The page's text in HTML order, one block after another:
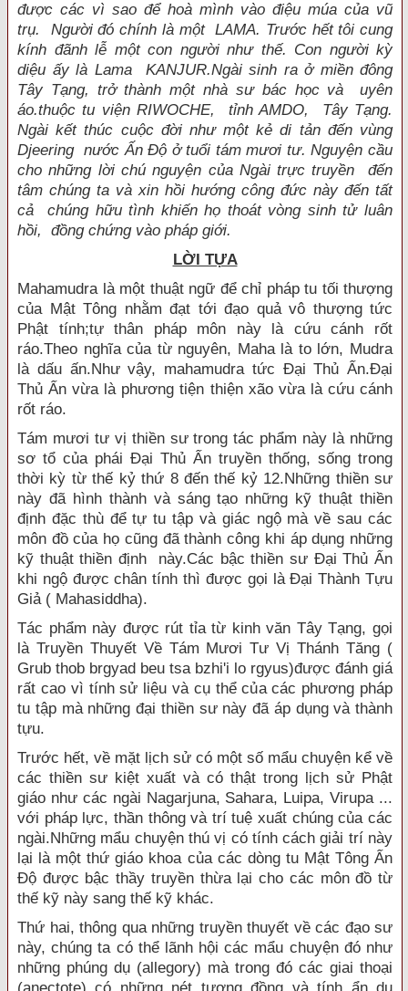
được các vì sao để hoà mình vào điệu múa của vũ
trụ. Người đó chính là một LAMA. Trước hết tôi cung
kính đãnh lễ một con người như thế. Con người kỳ
diệu ấy là Lama KANJUR.Ngài sinh ra ở miền đông
Tây Tạng, trở thành một nhà sư bác học và uyên
áo.thuộc tu viện RIWOCHE, tỉnh AMDO, Tây Tạng.
Ngài kết thúc cuộc đời như một kẻ di tản đến vùng
Djeering nước Ấn Ðộ ở tuổi tám mươi tư. Nguyện cầu
cho những lời chú nguyện của Ngài trực truyền đến
tâm chúng ta và xin hồi hướng công đức này đến tất
cả chúng hữu tình khiến họ thoát vòng sinh tử luân
hồi, đồng chứng vào pháp giới.
LỜI TỰA
Mahamudra là một thuật ngữ để chỉ pháp tu tối thượng
của Mật Tông nhằm đạt tới đạo quả vô thượng tức
Phật tính;tự thân pháp môn này là cứu cánh rốt
ráo.Theo nghĩa của từ nguyên, Maha là to lớn, Mudra
là dấu ấn.Như vậy, mahamudra tức Ðại Thủ Ấn.Ðại
Thủ Ấn vừa là phương tiện thiện xão vừa là cứu cánh
rốt ráo.
Tám mươi tư vị thiền sư trong tác phẩm này là những
sơ tổ của phái Ðại Thủ Ấn truyền thống, sống trong
thời kỳ từ thế kỷ thứ 8 đến thế kỷ 12.Những thiền sư
này đã hình thành và sáng tạo những kỹ thuật thiền
định đặc thù để tự tu tập và giác ngộ mà về sau các
môn đồ của họ cũng đã thành công khi áp dụng những
kỹ thuật thiền định này.Các bậc thiền sư Ðại Thủ Ấn
khi ngộ được chân tính thì được gọi là Ðại Thành Tựu
Giả ( Mahasiddha).
Tác phẩm này được rút tỉa từ kinh văn Tây Tạng, gọi
là Truyền Thuyết Về Tám Mươi Tư Vị Thánh Tăng (
Grub thob brgyad beu tsa bzhi'i lo rgyus)được đánh giá
rất cao vì tính sử liệu và cụ thể của các phương pháp
tu tập mà những đại thiền sư này đã áp dụng và thành
tựu.
Trước hết, về mặt lịch sử có một số mẩu chuyện kể về
các thiền sư kiệt xuất và có thật trong lịch sử Phật
giáo như các ngài Nagarjuna, Sahara, Luipa, Virupa ...
với pháp lực, thần thông và trí tuệ xuất chúng của các
ngài.Những mẩu chuyện thú vị có tính cách giải trí này
lại là một thứ giáo khoa của các dòng tu Mật Tông Ấn
Ðộ được bậc thầy truyền thừa lại cho các môn đồ từ
thế kỹ này sang thế kỹ khác.
Thứ hai, thông qua những truyền thuyết về các đạo sư
này, chúng ta có thể lãnh hội các mẩu chuyện đó như
những phúng dụ (allegory) mà trong đó các giai thoại